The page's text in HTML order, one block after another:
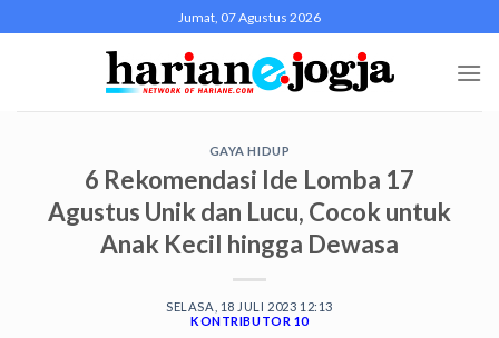
to
Jumat, 07 Agustus 2026
GAYA HIDUP
6 Rekomendasi Ide Lomba 17
Agustus Unik dan Lucu, Cocok untuk
Anak Kecil hingga Dewasa
SELASA, 18 JULI 2023 12:13
KONTRIBUTOR 10